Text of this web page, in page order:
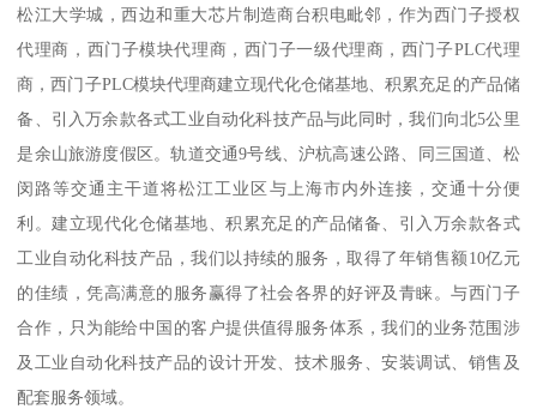
松江大学城，西边和重大芯片制造商台积电毗邻，作为西门子授权
代理商，西门子模块代理商，西门子一级代理商，西门子PLC代理
商，西门子PLC模块代理商建立现代化仓储基地、积累充足的产品储
备、引入万余款各式工业自动化科技产品与此同时，我们向北5公里
是余山旅游度假区。轨道交通9号线、沪杭高速公路、同三国道、松
闵路等交通主干道将松江工业区与上海市内外连接，交通十分便
利。建立现代化仓储基地、积累充足的产品储备、引入万余款各式
工业自动化科技产品，我们以持续的服务，取得了年销售额10亿元
的佳绩，凭高满意的服务赢得了社会各界的好评及青睐。与西门子
合作，只为能给中国的客户提供值得服务体系，我们的业务范围涉
及工业自动化科技产品的设计开发、技术服务、安装调试、销售及
配套服务领域。